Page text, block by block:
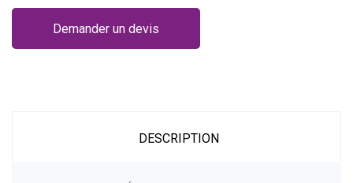
Demander un devis
DESCRIPTION